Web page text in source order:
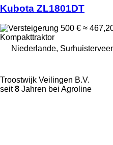
Kubota ZL1801DT
500 € ≈
Kompakttraktor
Niederlande,
Troostwijk Veilingen B.V.
seit8 Jahren bei Agroline